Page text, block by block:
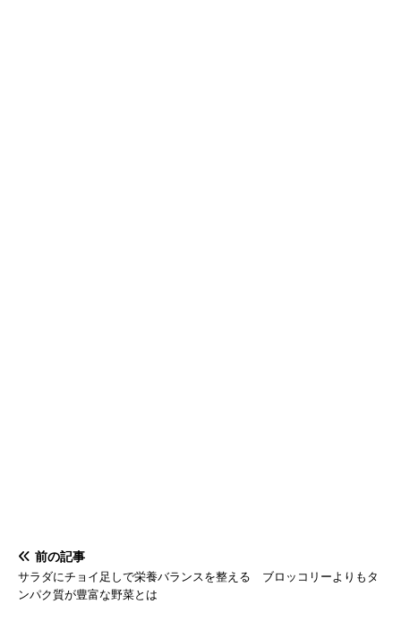
前の記事
サラダにチョイ足しで栄養バランスを整える ブロッコリーよりもタ
ンパク質が豊富な野菜とは